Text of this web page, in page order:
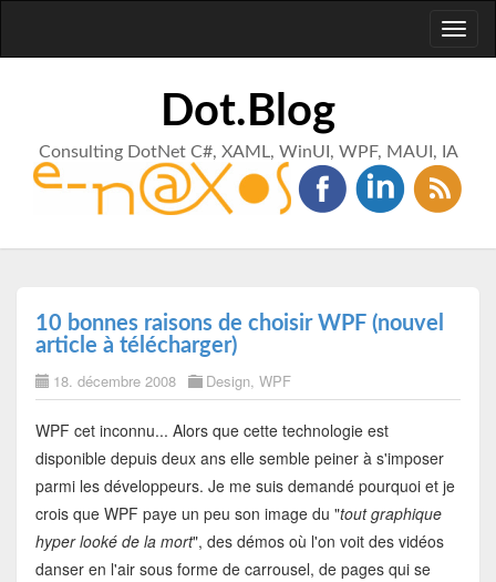
Dot.Blog
Consulting DotNet C#, XAML, WinUI, WPF, MAUI, IA
10 bonnes raisons de choisir WPF (nouvel
article à télécharger)
18. décembre 2008 Design, WPF
WPF cet inconnu... Alors que cette technologie est
disponible depuis deux ans elle semble peiner à s'imposer
parmi les développeurs. Je me suis demandé pourquoi et je
crois que WPF paye un peu son image du "tout graphique
hyper looké de la mort", des démos où l'on voit des vidéos
danser en l'air sous forme de carrousel, de pages qui se